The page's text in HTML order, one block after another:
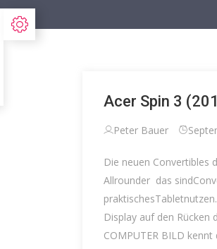
Acer Spin 3
Peter Bauer
Die neuen Convertibles
Allrounder  das
Display auf den Rücken
COMPUTER BILD